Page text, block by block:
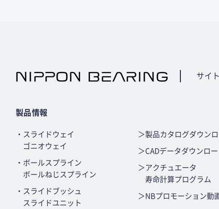
サイ
製品情報
・スライドウェイ
ゴニオウェイ
・ボールスプライン
ボールねじスプライン
・スライドブッシュ
スライドユニット
＞製品カタログダウン
＞CADデータダウンロ
＞アクチュエータ
寿命計算プログラム
＞NBプロモーション動